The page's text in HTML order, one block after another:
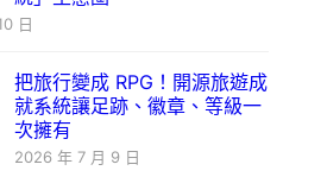
日
把旅行變成 RPG！開源旅遊成
就系統讓足跡、徽章、等級一
次擁有
2026 年 7 月 9 日